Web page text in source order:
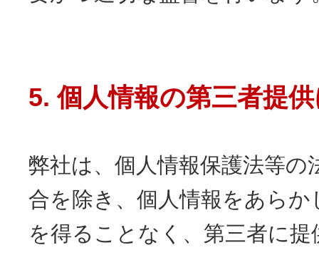
5. 個人情報の第三者提
弊社は、個人情報保護法等の
合を除き、個人情報をあらか
を得ることなく、第三者に